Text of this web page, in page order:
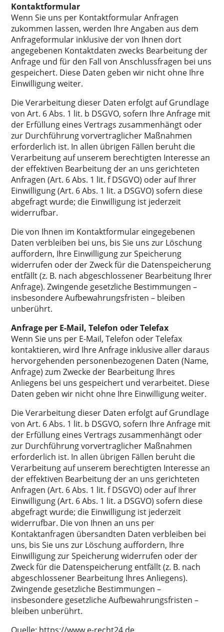
Kontaktformular
Wenn Sie uns per Kontaktformular Anfragen
zukommen lassen, werden Ihre Angaben aus dem
Anfrageformular inklusive der von Ihnen dort
angegebenen Kontaktdaten zwecks Bearbeitung der
Anfrage und für den Fall von Anschlussfragen bei uns
gespeichert. Diese Daten geben wir nicht ohne Ihre
Einwilligung weiter.
Die Verarbeitung dieser Daten erfolgt auf Grundlage
von Art. 6 Abs. 1 lit. b DSGVO, sofern Ihre Anfrage mit
der Erfüllung eines Vertrags zusammenhängt oder
zur Durchführung vorvertraglicher Maßnahmen
erforderlich ist. In allen übrigen Fällen beruht die
Verarbeitung auf unserem berechtigten Interesse an
der effektiven Bearbeitung der an uns gerichteten
Anfragen (Art. 6 Abs. 1 lit. f DSGVO) oder auf Ihrer
Einwilligung (Art. 6 Abs. 1 lit. a DSGVO) sofern diese
abgefragt wurde; die Einwilligung ist jederzeit
widerrufbar.
Die von Ihnen im Kontaktformular eingegebenen
Daten verbleiben bei uns, bis Sie uns zur Löschung
auffordern, Ihre Einwilligung zur Speicherung
widerrufen oder der Zweck für die Datenspeicherung
entfällt (z. B. nach abgeschlossener Bearbeitung Ihrer
Anfrage). Zwingende gesetzliche Bestimmungen –
insbesondere Aufbewahrungsfristen – bleiben
unberührt.
Anfrage per E-Mail, Telefon oder Telefax
Wenn Sie uns per E-Mail, Telefon oder Telefax
kontaktieren, wird Ihre Anfrage inklusive aller daraus
hervorgehenden personenbezogenen Daten (Name,
Anfrage) zum Zwecke der Bearbeitung Ihres
Anliegens bei uns gespeichert und verarbeitet. Diese
Daten geben wir nicht ohne Ihre Einwilligung weiter.
Die Verarbeitung dieser Daten erfolgt auf Grundlage
von Art. 6 Abs. 1 lit. b DSGVO, sofern Ihre Anfrage mit
der Erfüllung eines Vertrags zusammenhängt oder
zur Durchführung vorvertraglicher Maßnahmen
erforderlich ist. In allen übrigen Fällen beruht die
Verarbeitung auf unserem berechtigten Interesse an
der effektiven Bearbeitung der an uns gerichteten
Anfragen (Art. 6 Abs. 1 lit. f DSGVO) oder auf Ihrer
Einwilligung (Art. 6 Abs. 1 lit. a DSGVO) sofern diese
abgefragt wurde; die Einwilligung ist jederzeit
widerrufbar. Die von Ihnen an uns per
Kontaktanfragen übersandten Daten verbleiben bei
uns, bis Sie uns zur Löschung auffordern, Ihre
Einwilligung zur Speicherung widerrufen oder der
Zweck für die Datenspeicherung entfällt (z. B. nach
abgeschlossener Bearbeitung Ihres Anliegens).
Zwingende gesetzliche Bestimmungen –
insbesondere gesetzliche Aufbewahrungsfristen –
bleiben unberührt.